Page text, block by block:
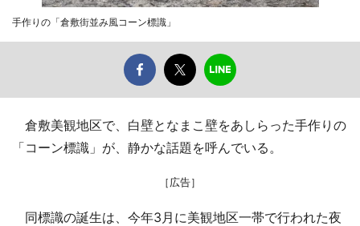
手作りの「倉敷街並み風コーン標識」
倉敷美観地区で、白壁となまこ壁をあしらった手作りの
「コーン標識」が、静かな話題を呼んでいる。
［広告］
同標識の誕生は、今年3月に美観地区一帯で行われた夜